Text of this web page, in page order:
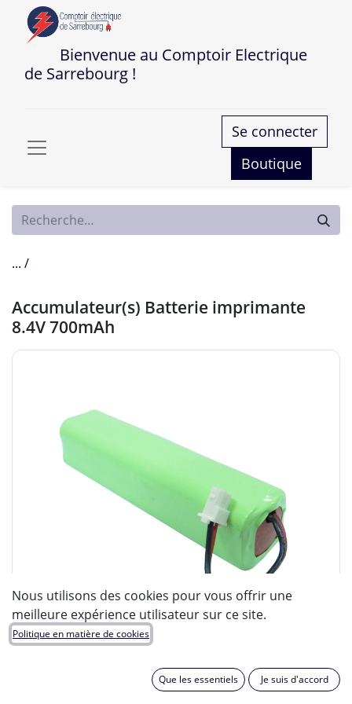
Bienvenue au Comptoir Electrique
de Sarrebourg !
Se connecter
Boutique
... /
Accumulateur(s) Batterie imprimante
8.4V 700mAh
Nous utilisons des cookies pour vous offrir une
meilleure expérience utilisateur sur ce site.
Politique en matière de cookies
Que les essentiels Je suis d'accord